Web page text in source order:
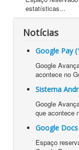
estatísticas...
Notícias
Google Pay
Google
acontece no
Sistema
Google
que acontece
Google
Espaço